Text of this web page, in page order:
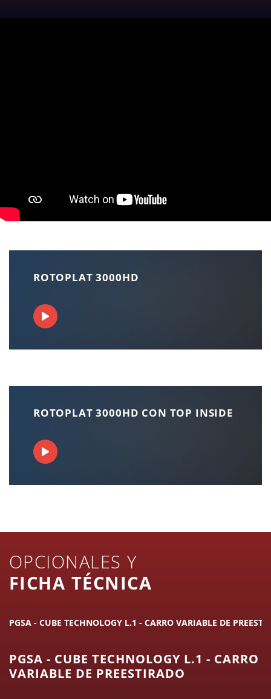
ROTOPLAT 3000HD
ROTOPLAT 3000HD CON TOP INSIDE
OPCIONALES Y
FICHA TÉCNICA
PGSA - CUBE TECHNOLOGY L.1 - CARRO VARIABLE DE
PGSA - CUBE TECHNOLOGY L.1 - CARRO
VARIABLE DE PREESTIRADO